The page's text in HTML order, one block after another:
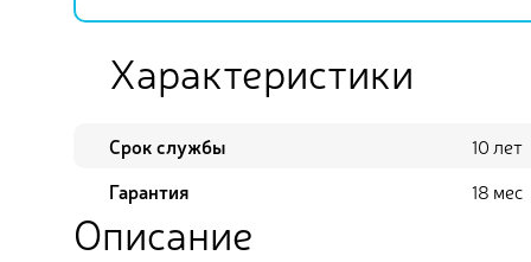
Характеристики
Срок службы
10 лет
Гарантия
18 мес
Описание